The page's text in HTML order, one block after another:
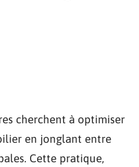
cherchent à optimiser
en jonglant entre
Cette pratique,